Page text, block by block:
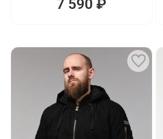
7 590 ₽